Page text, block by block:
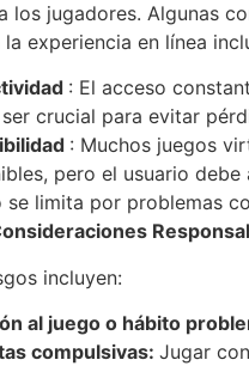
los jugadores. Algunas
experiencia en línea
: El acceso
crucial para evitar
: Muchos juegos
pero el usuario debe
se limita por problemas
incluyen:
al juego o hábito
compulsivas: Jugar